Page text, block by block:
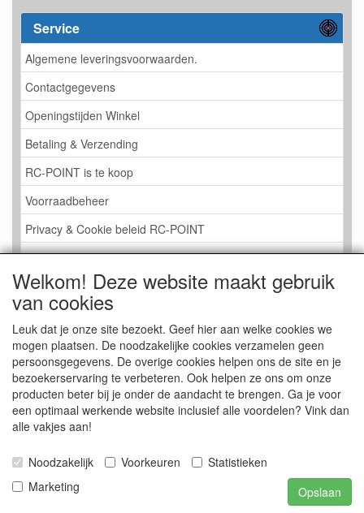
Service
Algemene leveringsvoorwaarden.
Contactgegevens
Openingstijden Winkel
Betaling & Verzending
RC-POINT is te koop
Voorraadbeheer
Privacy & Cookie beleid RC-POINT
LINK PAGINA
Gastenboek RC-POINT
Kijkje in de Winkel
Welkom! Deze website maakt gebruik
van cookies
Leuk dat je onze site bezoekt. Geef hier aan welke cookies we
mogen plaatsen. De noodzakelijke cookies verzamelen geen
persoonsgegevens. De overige cookies helpen ons de site en je
bezoekerservaring te verbeteren. Ook helpen ze ons om onze
producten beter bij je onder de aandacht te brengen. Ga je voor
een optimaal werkende website inclusief alle voordelen? Vink dan
alle vakjes aan!
Noodzakelijk Voorkeuren
Statistieken
Marketing
Opslaan